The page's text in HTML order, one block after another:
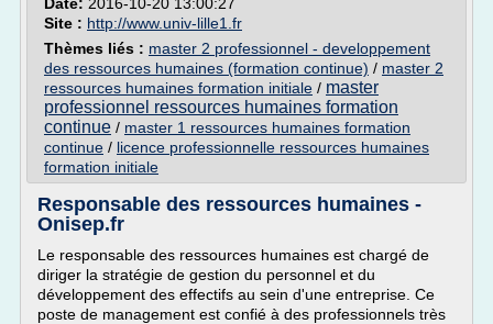
Site : http://www.univ-lille1.fr
Thèmes liés : master 2 professionnel - developpement
des ressources humaines (formation continue) / master 2
ressources humaines formation initiale / master
professionnel ressources humaines formation
continue / master 1 ressources humaines formation
continue / licence professionnelle ressources humaines
formation initiale
Responsable des ressources humaines -
Onisep.fr
Le responsable des ressources humaines est chargé de
diriger la stratégie de gestion du personnel et du
développement des effectifs au sein d'une entreprise. Ce
poste de management est confié à des professionnels très